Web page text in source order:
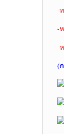
-
-
-
(